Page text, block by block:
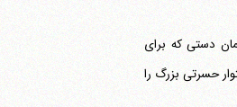
دستی که برای
حسرتی بزرگ را